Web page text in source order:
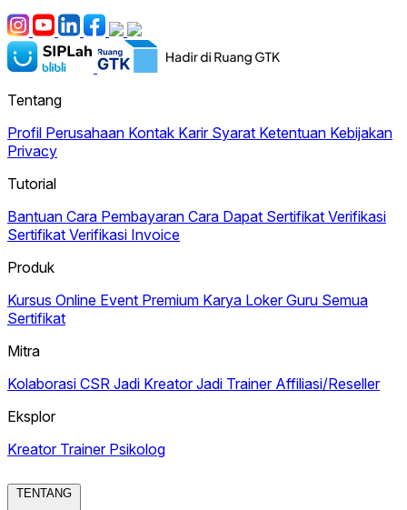
Tentang
Profil Perusahaan Kontak Karir Syarat Ketentuan Kebijakan
Privacy
Tutorial
Bantuan Cara Pembayaran Cara Dapat Sertifikat Verifikasi
Sertifikat Verifikasi Invoice
Produk
Kursus Online Event Premium Karya Loker Guru Semua
Sertifikat
Mitra
Kolaborasi CSR Jadi KreatorJadi Trainer Affiliasi/Reseller
Eksplor
Kreator Trainer Psikolog
TENTANG